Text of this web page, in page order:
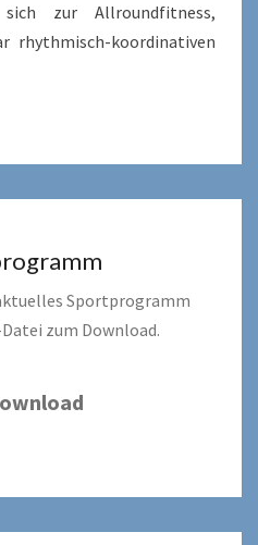
zur Allroundfitness,
koordinativen
Sportprogramm
zum Download.